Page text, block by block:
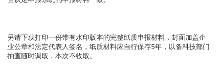
另请下载打印一份带有水印版本的完整纸质申报材料，封面加盖企
业公章和法定代表人签名，纸质材料应自行保存5年，以备科技部门
抽查随时调取，本次不收取。